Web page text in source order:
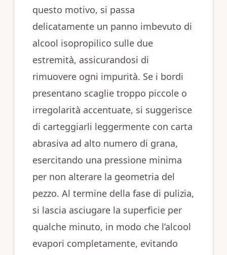
questo motivo, si passa
delicatamente un panno imbevuto di
alcool isopropilico sulle due
estremità, assicurandosi di
rimuovere ogni impurità. Se i bordi
presentano scaglie troppo piccole o
irregolarità accentuate, si suggerisce
di carteggiarli leggermente con carta
abrasiva ad alto numero di grana,
esercitando una pressione minima
per non alterare la geometria del
pezzo. Al termine della fase di pulizia,
si lascia asciugare la superficie per
qualche minuto, in modo che l’alcool
evapori completamente, evitando